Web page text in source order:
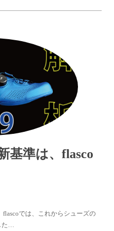
基準は、flasco
では、これからシューズの
…